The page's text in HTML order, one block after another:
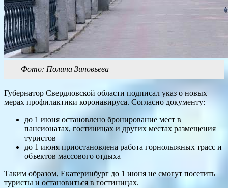
Фото: Полина Зиновьева
Губернатор Свердловской области подписал указ о новых
мерах профилактики коронавируса. Согласно документу:
до 1 июня остановлено бронирование мест в
пансионатах, гостиницах и других местах размещения
туристов
до 1 июня приостановлена работа горнолыжных трасс и
объектов массового отдыха
Таким образом, Екатеринбург до 1 июня не смогут посетить
туристы и остановиться в гостиницах.